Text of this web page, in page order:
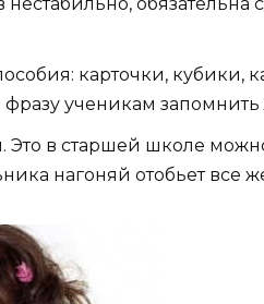
карточки, кубики,
ученикам запомнить
Это в старшей школе
нагоняй отобьет все